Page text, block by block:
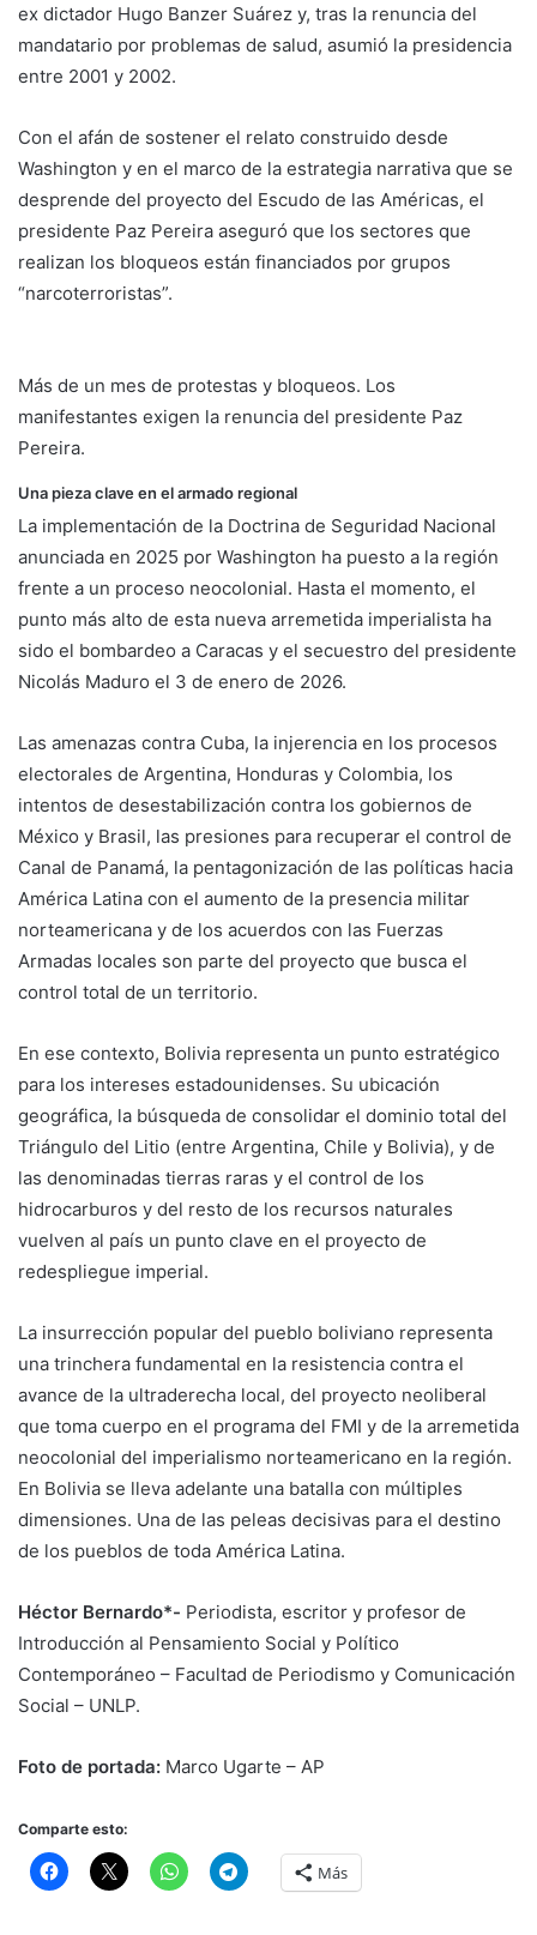
ex dictador Hugo Banzer Suárez y, tras la renuncia del
mandatario por problemas de salud, asumió la presidencia
entre 2001 y 2002.
Con el afán de sostener el relato construido desde
Washington y en el marco de la estrategia narrativa que se
desprende del proyecto del Escudo de las Américas, el
presidente Paz Pereira aseguró que los sectores que
realizan los bloqueos están financiados por grupos
“narcoterroristas”.
Más de un mes de protestas y bloqueos. Los
manifestantes exigen la renuncia del presidente Paz
Pereira.
Una pieza clave en el armado regional
La implementación de la Doctrina de Seguridad Nacional
anunciada en 2025 por Washington ha puesto a la región
frente a un proceso neocolonial. Hasta el momento, el
punto más alto de esta nueva arremetida imperialista ha
sido el bombardeo a Caracas y el secuestro del presidente
Nicolás Maduro el 3 de enero de 2026.
Las amenazas contra Cuba, la injerencia en los procesos
electorales de Argentina, Honduras y Colombia, los
intentos de desestabilización contra los gobiernos de
México y Brasil, las presiones para recuperar el control de
Canal de Panamá, la pentagonización de las políticas hacia
América Latina con el aumento de la presencia militar
norteamericana y de los acuerdos con las Fuerzas
Armadas locales son parte del proyecto que busca el
control total de un territorio.
En ese contexto, Bolivia representa un punto estratégico
para los intereses estadounidenses. Su ubicación
geográfica, la búsqueda de consolidar el dominio total del
Triángulo del Litio (entre Argentina, Chile y Bolivia), y de
las denominadas tierras raras y el control de los
hidrocarburos y del resto de los recursos naturales
vuelven al país un punto clave en el proyecto de
redespliegue imperial.
La insurrección popular del pueblo boliviano representa
una trinchera fundamental en la resistencia contra el
avance de la ultraderecha local, del proyecto neoliberal
que toma cuerpo en el programa del FMI y de la arremetida
neocolonial del imperialismo norteamericano en la región.
En Bolivia se lleva adelante una batalla con múltiples
dimensiones. Una de las peleas decisivas para el destino
de los pueblos de toda América Latina.
Héctor Bernardo*- Periodista, escritor y profesor de
Introducción al Pensamiento Social y Político
Contemporáneo – Facultad de Periodismo y Comunicación
Social – UNLP.
Foto de portada: Marco Ugarte – AP
Comparte esto:
Más